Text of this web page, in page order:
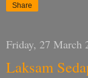
Share
Friday, 27 March
Laksam